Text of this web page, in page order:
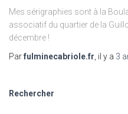
Mes sérigraphies sont à la
associatif du quartier de la
décembre !
Parfulminecabriole.fr, il y a 3
Rechercher